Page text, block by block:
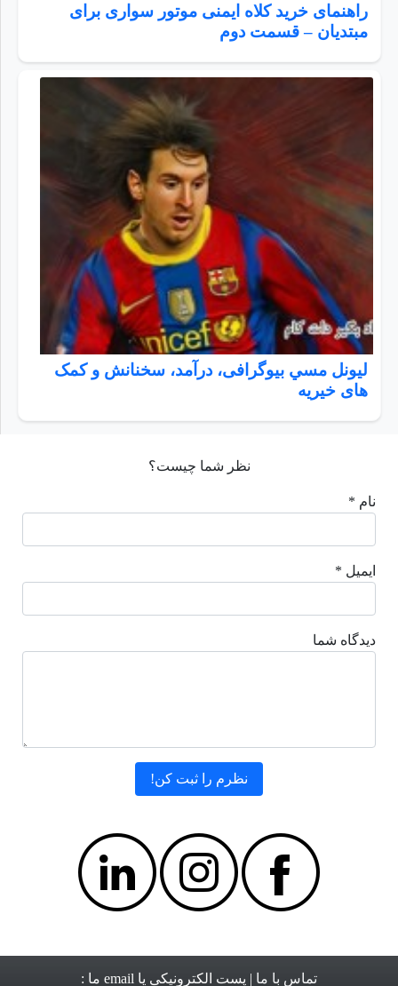
راهنمای خرید کلاه ایمنی موتور سواری برای
مبتدیان – قسمت دوم
ليونل مسي بیوگرافی، درآمد، سخنانش و کمک
های خیریه
نظر شما چیست؟
نام *
ایمیل *
دیدگاه شما
تماس با ما | پست الکترونیکی یا email ما :